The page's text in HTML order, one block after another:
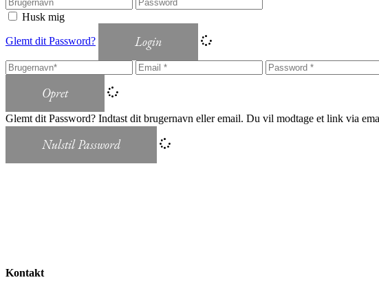
Husk mig
Glemt dit Password? Login
Opret
Glemt dit Password? Indtast dit brugernavn eller email. Du vil modtage et link via
Nulstil Password
Kontakt